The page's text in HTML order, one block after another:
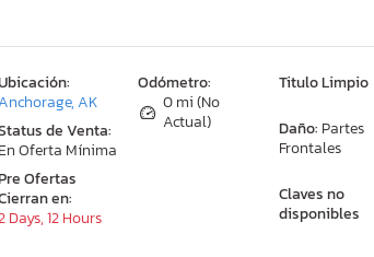
Odómetro:
0 mi (No
Actual)
Titulo Limpio
Daño: Partes
Frontales
Claves no
disponibles
Anchorage, AK
de Venta:
En Oferta Mínima
Ofertas
en:
Days, 12 Hours